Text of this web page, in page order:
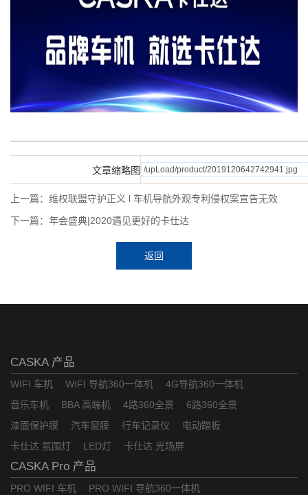
文章缩略图
上一篇：维权联盟守护正义 l 车机导航外观专利侵权案宣告无效
下一篇：年会盛典|2020遇见更好的卡仕达
返回
CASKA 产品
WIFI 车机 WIFI 导航360一体机
4G导航360一体机
音乐车机
BBA 高端机 4路360全景
6路360全景
漆面保护膜
汽车窗膜 行车记录仪
电动踏板
卡仕达 氛围灯
LED灯 卡仕达 光场屏
CASKA Pro 产品
PRO WIFI 车机
PRO WIFI 导航360一体机